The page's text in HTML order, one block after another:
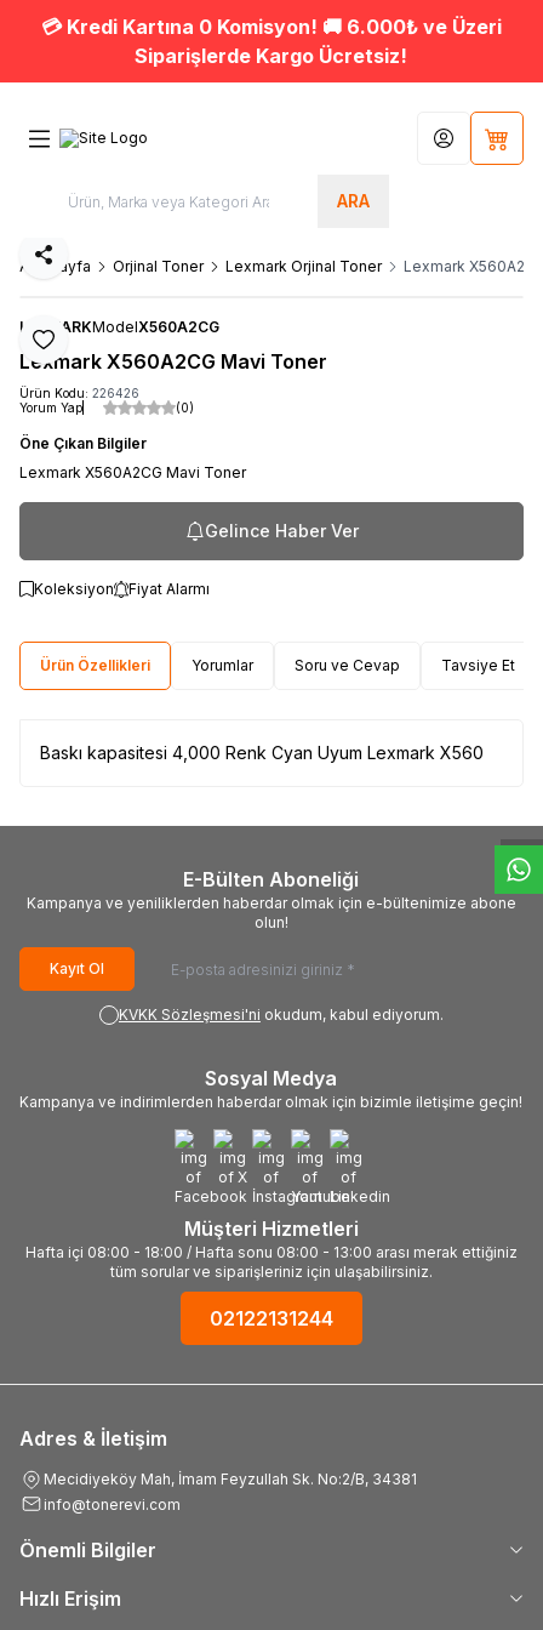
💳 Kredi Kartına 0 Komisyon! 🚚 6.000₺ ve Üzeri
Siparişlerde Kargo Ücretsiz!
ARA
Hesabım
Ana Sayfa Orjinal Toner Lexmark Orjinal Toner Lexmark
Favoriye Ekle
Paylaş
LEXMARKModelX560A2CG
Lexmark X560A2CG Mavi Toner
Ürün Kodu: 226426
Yorum Yap
(0)
Öne Çıkan Bilgiler
Lexmark X560A2CG Mavi Toner
Gelince Haber Ver
Koleksiyon Fiyat Alarmı
Ürün Özellikleri Yorumlar Soru ve Cevap Tavsiye Et
Baskı kapasitesi 4,000 Renk Cyan Uyum Lexmark X560
E-Bülten Aboneliği
Kampanya ve yeniliklerden haberdar olmak için e-bültenimize abone
olun!
Kayıt Ol
KVKK Sözleşmesi'ni okudum, kabul ediyorum.
Sosyal Medya
Kampanya ve indirimlerden haberdar olmak için bizimle iletişime geçin!
Müşteri Hizmetleri
Hafta içi 08:00 - 18:00 / Hafta sonu 08:00 - 13:00 arası merak ettiğiniz
tüm sorular ve siparişleriniz için ulaşabilirsiniz.
02122131244
Adres & İletişim
Mecidiyeköy Mah, İmam Feyzullah Sk. No:2/B, 34381
info@tonerevi.com
Önemli Bilgiler
Hızlı Erişim